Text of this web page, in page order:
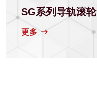
SG系列导轨滚轮
更多